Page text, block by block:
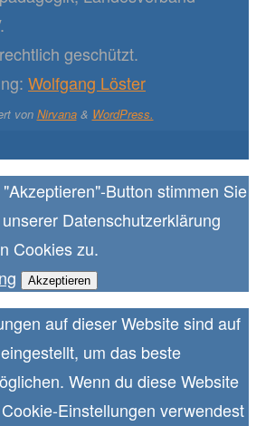
geschützt.
Wolfgang Löster
von Nirvana& WordPress.
Button stimmen Sie
Datenschutzerklärung
Cookies zu.
Akzeptieren
auf dieser Website sind auf
um das beste
Wenn du diese Website
Einstellungen verwendest